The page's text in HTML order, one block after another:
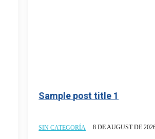
Sample post title 1
SIN CATEGORÍA 8 DE AUGUST DE